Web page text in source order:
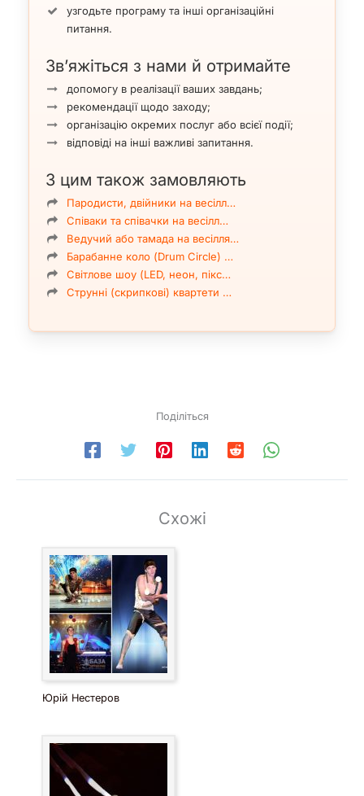
узгодьте програму та інші організаційні
питання.
Зв’яжіться з нами й отримайте
допомогу в реалізації ваших завдань;
рекомендації щодо заходу;
організацію окремих послуг або всієї події;
відповіді на інші важливі запитання.
З цим також замовляють
Пародисти, двійники на весілл…
Співаки та співачки на весілл…
Ведучий або тамада на весілля…
Барабанне коло (Drum Circle) …
Світлове шоу (LED, неон, пікс…
Струнні (скрипкові) квартети …
Поділіться
Схожі
Юрій Нестеров